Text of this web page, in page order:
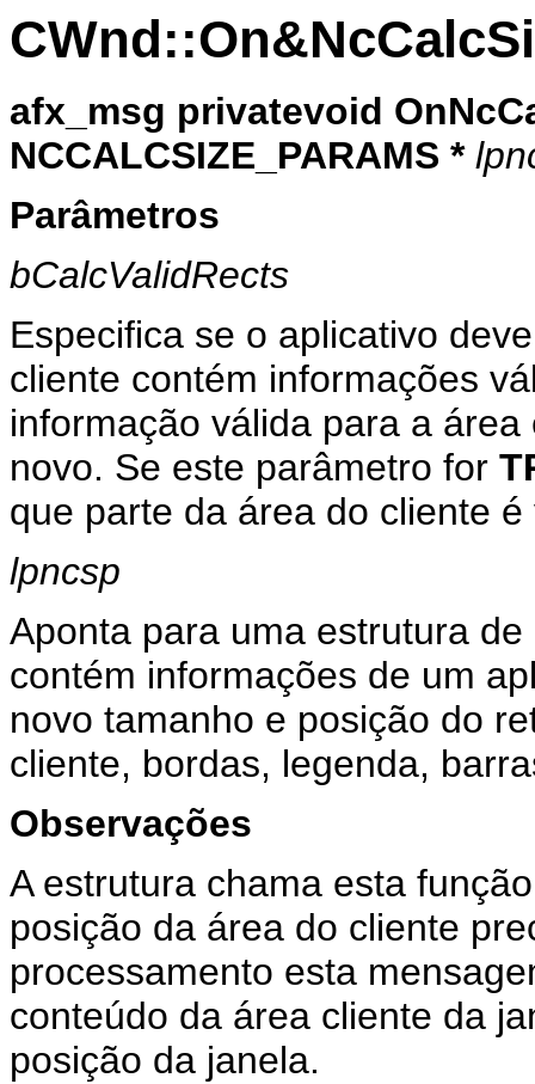
afx_msg privatevoid
NCCALCSIZE_PARAMS *
Parâmetros
bCalcValidRects
Especifica se o aplicativo
cliente contém informações
informação válida para a
novo. Se este parâmetro for
que parte da área do cliente é
lpncsp
Aponta para uma estrutura
contém informações de um
novo tamanho e posição do
cliente, bordas, legenda,
Observações
A estrutura chama esta
posição da área do cliente
processamento esta
conteúdo da área cliente da
posição da janela.